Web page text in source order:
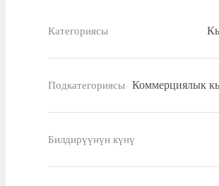
Категориясы
Подкатегориясы Коммерциялык
Билдирүүнүн күнү